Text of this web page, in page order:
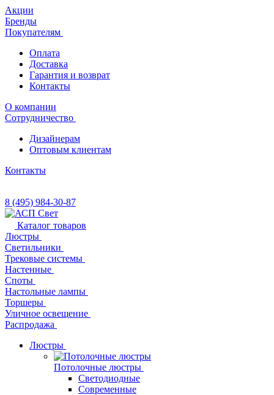
Акции
Бренды
Покупателям
Оплата
Доставка
Гарантия и возврат
Контакты
О компании
Сотрудничество
Дизайнерам
Оптовым клиентам
Контакты
8 (495) 984-30-87
Каталог товаров
Люстры
Светильники
Трековые системы
Настенные
Споты
Настольные лампы
Торшеры
Уличное освещение
Распродажа
Люстры
Потолочные люстры
Светодиодные
Современные